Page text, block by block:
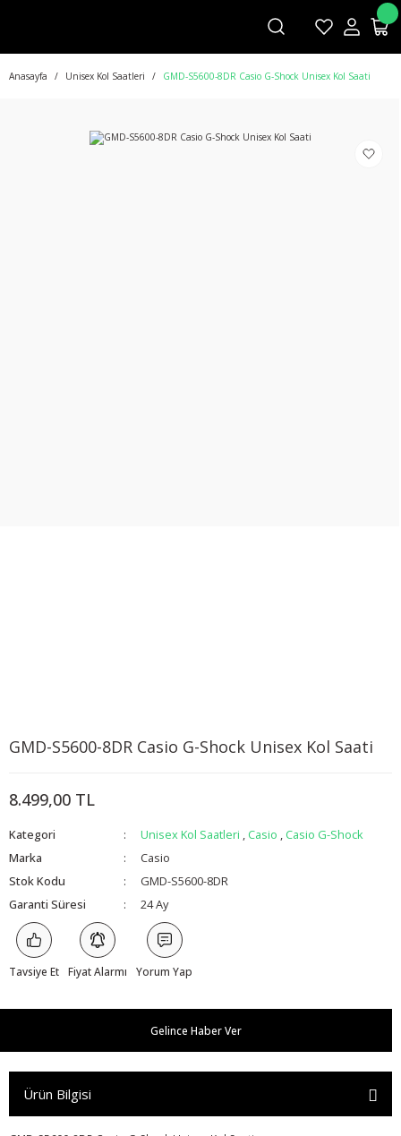
Anasayfa Unisex Kol Saatleri GMD-S5600-8DR Casio G-Shock Unisex Kol Saati
GMD-S5600-8DR Casio G-Shock Unisex Kol Saati
8.499,00 TL
Kategori Unisex Kol Saatleri , Casio , Casio G-Shock
Marka
Casio
Stok Kodu
GMD-S5600-8DR
Garanti Süresi
24 Ay
Tavsiye Et Fiyat Alarmı Yorum Yap
Gelince Haber Ver
Ürün Bilgisi